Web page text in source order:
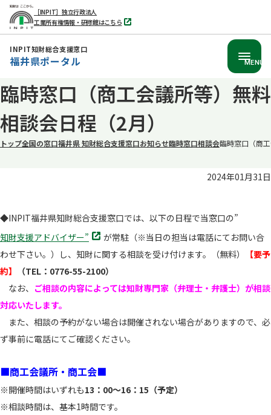
本
文
へ
移
［INPIT］独立行政法人
工業所有権情報・研修館はこちら
別
タ
INPIT知財総合支援窓口
福井県ポータル MENU
臨時窓口（商工会議所等）無料
相談会日程（2月）
トップ全国の窓口福井県 知財総合支援窓口お知らせ臨時窓口相談会臨時窓口（商
2024年01月31日
◆INPIT福井県知財総合支援窓口では、以下の日程で当窓口の”
知財支援アドバイザー” 別
ブ
で
開
が常駐（※当日の担当は電話にてお問い合
わせ下さい。）し、知財に関する相談を受け付けます。（無料）
【要予
約】
（TEL：0776-55-2100）
なお、 ご相談の内容によっては知財専門家（弁理士・弁護士）が相談
対応いたします。
また、相談の予約がない場合は開催されない場合がありますので、必
ず事前に電話にてご確認ください。
■商工会議所・商工会■
※開催時間はいずれも13：00～16：15（予定）
※相談時間は、基本1時間です。